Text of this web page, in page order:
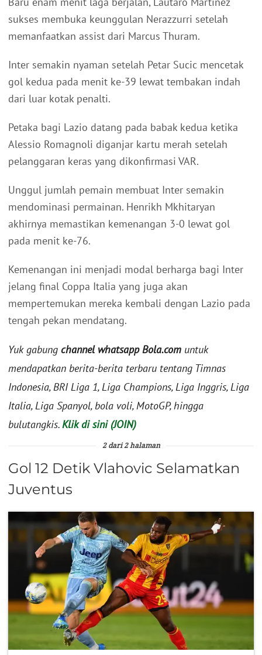
sukses membuka keunggulan Nerazzurri setelah
memanfaatkan assist dari Marcus Thuram.
Inter semakin nyaman setelah Petar Sucic mencetak
gol kedua pada menit ke-39 lewat tembakan indah
dari luar kotak penalti.
Petaka bagi Lazio datang pada babak kedua ketika
Alessio Romagnoli diganjar kartu merah setelah
pelanggaran keras yang dikonfirmasi VAR.
Unggul jumlah pemain membuat Inter semakin
mendominasi permainan. Henrikh Mkhitaryan
akhirnya memastikan kemenangan 3-0 lewat gol
pada menit ke-76.
Kemenangan ini menjadi modal berharga bagi Inter
jelang final Coppa Italia yang juga akan
mempertemukan mereka kembali dengan Lazio pada
tengah pekan mendatang.
Yuk gabung channel whatsapp Bola.com untuk
mendapatkan berita-berita terbaru tentang Timnas
Indonesia, BRI Liga 1, Liga Champions, Liga Inggris, Liga
Italia, Liga Spanyol, bola voli, MotoGP, hingga
bulutangkis.Klik di sini (JOIN)
2 dari 2 halaman
Gol 12 Detik Vlahovic Selamatkan
Juventus